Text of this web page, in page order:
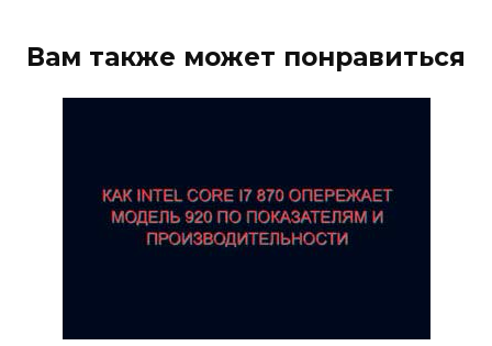
Вам также может понравиться